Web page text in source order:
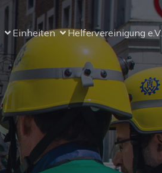
Einheiten Helfervereinigung e.V.